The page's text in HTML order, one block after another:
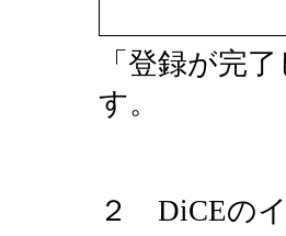
「登録が完
す。
２ DiCEの